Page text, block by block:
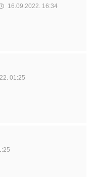
16.09.2022. 16:34
01:25